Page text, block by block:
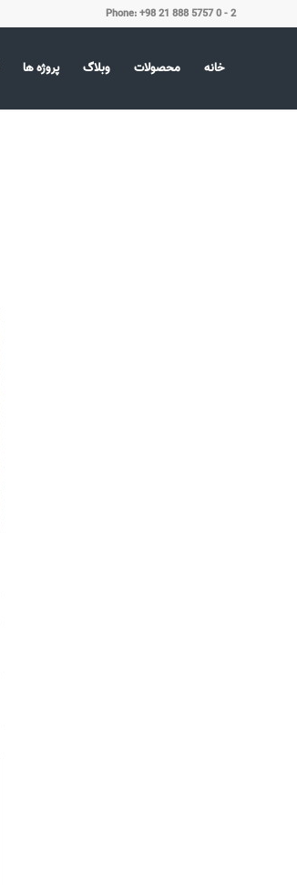
Phone: +98 21 888 5757 0 - 2
خانه محصولات وبلاگ پروژه ها